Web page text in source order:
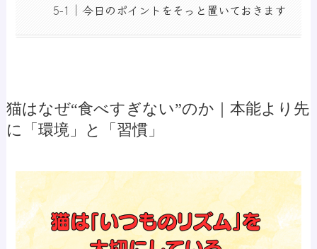
今日のポイントをそっと置いておきます
猫はなぜ“食べすぎない”のか｜本能より先
に「環境」と「習慣」